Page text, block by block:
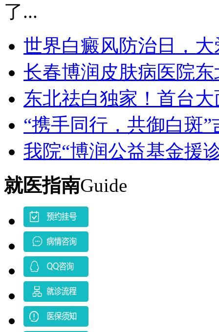
了...
世界白癜风防治日，
长春博润皮肤病医院
东北祛白独家！首台
“携手同行，共御白斑”
我院“博润公益基金援
就医指南Guide